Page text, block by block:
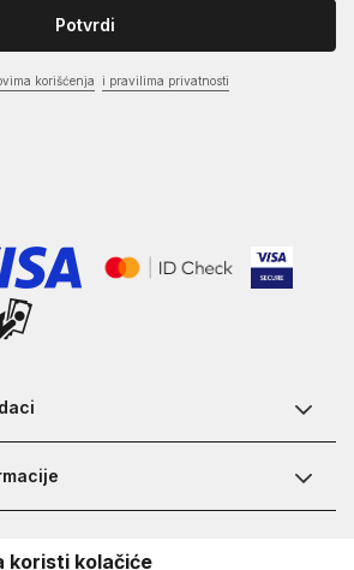
Potvrdi
korišćenja i pravilima privatnosti
u
koristi kolačiće